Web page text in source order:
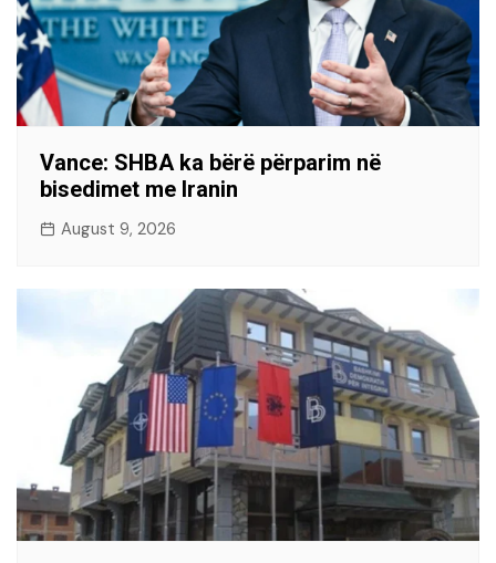
Vance: SHBA ka bërë përparim në
bisedimet me Iranin
August 9, 2026